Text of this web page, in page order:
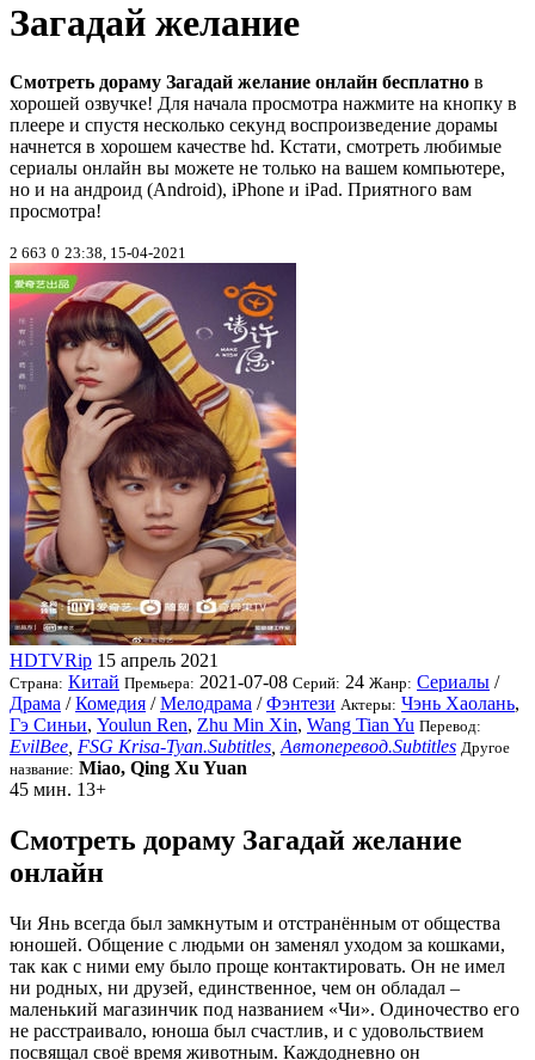
Загадай желание
Смотреть дораму Загадай желание онлайн бесплатно в
хорошей озвучке! Для начала просмотра нажмите на кнопку в
плеере и спустя несколько секунд воспроизведение дорамы
начнется в хорошем качестве hd. Кстати, смотреть любимые
сериалы онлайн вы можете не только на вашем компьютере,
но и на андроид (Android), iPhone и iPad. Приятного вам
просмотра!
2 663 0 23:38, 15-04-2021
HDTVRip 15 апрель 2021
Страна: Китай Премьера: 2021-07-08 Серий: 24 Жанр: Сериалы /
Драма /Комедия /Мелодрама /Фэнтези Актеры: Чэнь Хаолань,
Гэ Синьи, Youlun Ren, Zhu Min Xin, Wang Tian Yu Перевод:
EvilBee FSG Krisa-Tyan.Subtitles Автоперевод.Subtitles Другое
название: Miao, Qing Xu Yuan
45 мин. 13+
Смотреть дораму Загадай желание
онлайн
Чи Янь всегда был замкнутым и отстранённым от общества
юношей. Общение с людьми он заменял уходом за кошками,
так как с ними ему было проще контактировать. Он не имел
ни родных, ни друзей, единственное, чем он обладал –
маленький магазинчик под названием «Чи». Одиночество его
не расстраивало, юноша был счастлив, и с удовольствием
посвящал своё время животным. Каждодневно он